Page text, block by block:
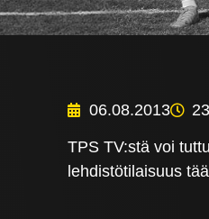
06.08.2013
TPS TV:stä voi
lehdistötilaisuus